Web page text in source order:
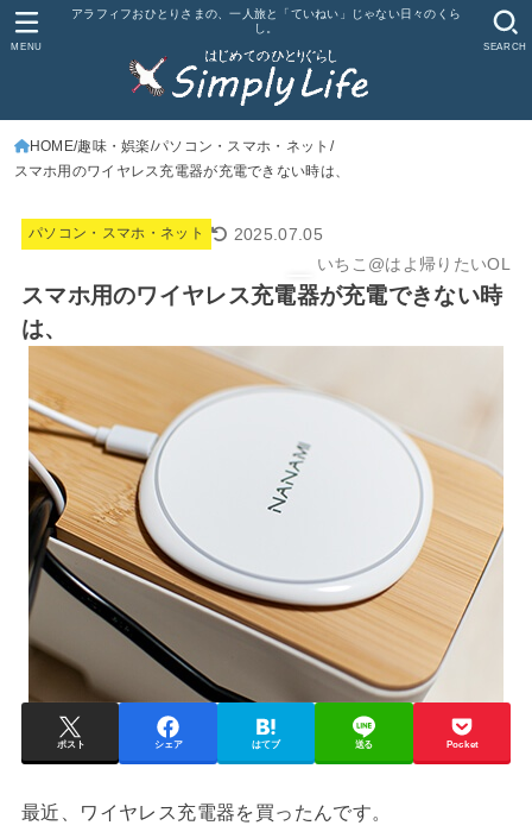
アラフィフおひとりさまの、一人旅と「ていねい」じゃない日々のくら
し。
SEARCH
MENU
HOME 趣味・娯楽 パソコン・スマホ・ネット
スマホ用のワイヤレス充電器が充電できない時は、
パソコン・スマホ・ネット
2025.07.05
いちこ@はよ帰りたいOL
スマホ用のワイヤレス充電器が充電できない時
は、
ポスト シェア はてブ 送る Pocket
最近、ワイヤレス充電器を買ったんです。